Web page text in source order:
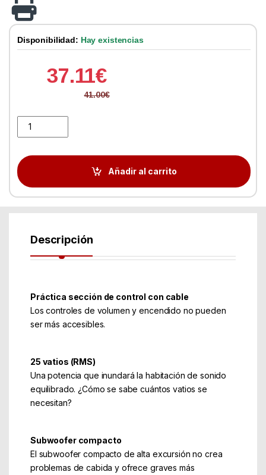
Disponibilidad: Hay existencias
37.11€
41.00€
Añadir al carrito
Descripción
Práctica sección de control con cable
Los controles de volumen y encendido no pueden
ser más accesibles.
25 vatios (RMS)
Una potencia que inundará la habitación de sonido
equilibrado. ¿Cómo se sabe cuántos vatios se
necesitan?
Subwoofer compacto
El subwoofer compacto de alta excursión no crea
problemas de cabida y ofrece graves más